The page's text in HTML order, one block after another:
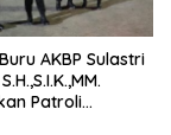
AKBP Sulastri
Patroli